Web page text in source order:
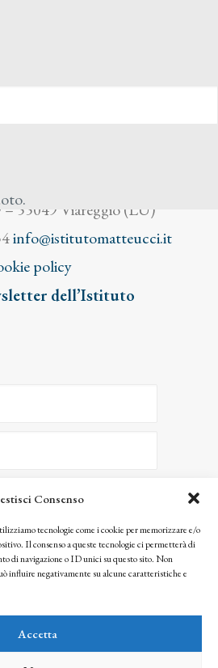
Consenso
tecnologie come i cookie per memorizzare e/o
Il consenso a queste tecnologie ci permetterà di
di navigazione o ID unici su questo sito. Non
influire negativamente su alcune caratteristiche e
Accetta
55049 Viareggio (LU)
info@istitutomatteucci.it
policy
dell’Istituto
ISCRIVITI
che le tue informazioni saranno trattate
dei diritti e dell’Istituto Matteucci